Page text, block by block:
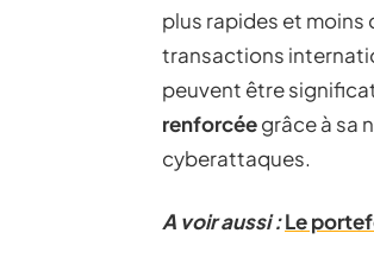
plus rapides et
transactions
peuvent être
renforcéegrâce à sa
cyberattaques.
A voir aussi :Le